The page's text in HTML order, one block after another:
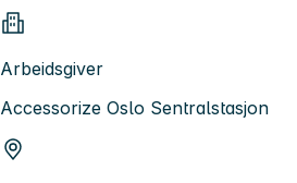
Arbeidsgiver
Accessorize Oslo Sentralstasjon